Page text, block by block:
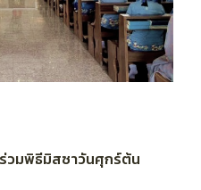
วมพิธีมิสซาวันศุกร์ต้น